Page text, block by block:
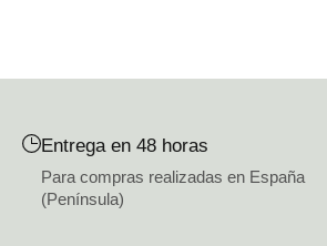
Entrega en 48 horas
Para compras realizadas en España
(Península)